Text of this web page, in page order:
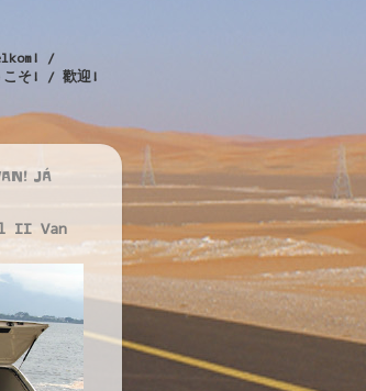
/
こそ! / 歡迎!
JÁ
II Van